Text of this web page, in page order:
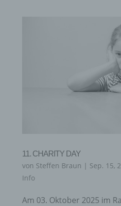
11. CHARITY DAY
von Steffen Braun | Sep. 15,
Info
Am 03. Oktober 2025 im